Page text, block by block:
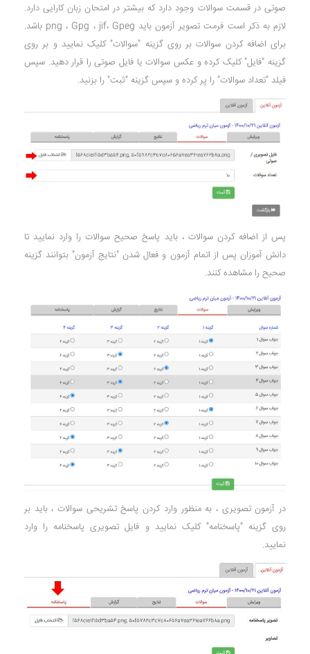
صوتی در قسمت سوالات وجود دارد که بیشتر در امتحان زبان کارایی دارد.
لازم به ذکر است فرمت تصویر آزمون باید png ، Gpg ، jif، Gpeg باشد.
برای اضافه کردن سوالات بر روی گزینه "سوالات" کلیک نمایید و بر روی
گزینه "فایل" کلیک کرده و عکس سوالات یا فایل صوتی را قرار دهید. سپس
فیلد "تعداد سوالات" را پر کرده و سپس گزینه "ثبت" را بزنید.
پس از اضافه کردن سوالات ، باید پاسخ صحیح سوالات را وارد نمایید تا
دانش آموزان پس از اتمام آزمون و فعال شدن "نتایج آزمون" بتوانند گزینه
صحیح را مشاهده کنند.
در آزمون تصویری ، به منظور وارد کردن پاسخ تشریحی سوالات ، باید بر
روی گزینه "پاسخنامه" کلیک نمایید و فایل تصویری پاسخنامه را وارد
نمایید.